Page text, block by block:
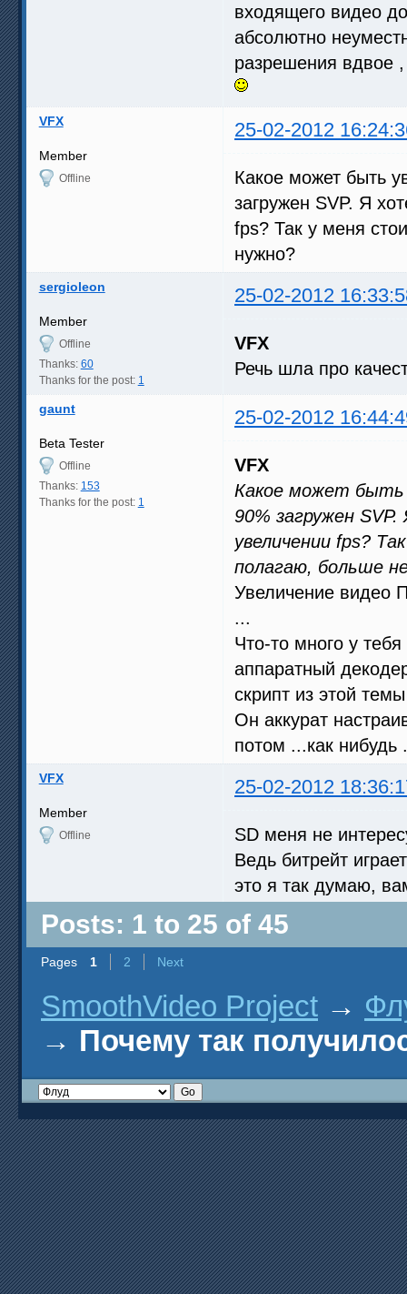
входящего видео
абсолютно
разрешения вдвое ,
VFX 25-02-2012
Member
Offline
Какое может быть
загружен SVP. Я
fps? Так у меня
нужно?
sergioleon 25-02-2012
Member
Offline
Thanks: 60
Thanks for the post: 1
VFX
Речь шла про
gaunt 25-02-2012
Beta Tester
Offline
Thanks: 153
Thanks for the post: 1
VFX
Какое может быть
90% загружен
увеличении fps?
полагаю, больше
Увеличение видео
...
Что-то много у
аппаратный
скрипт из этой
Он аккурат
потом ...как нибудь
VFX 25-02-2012
Member
Offline
SD меня не
Ведь битрейт
это я так думаю,
Posts: 1 to 25 of 45
Pages 1 2 Next
SmoothVideo Project →
→ Почему так